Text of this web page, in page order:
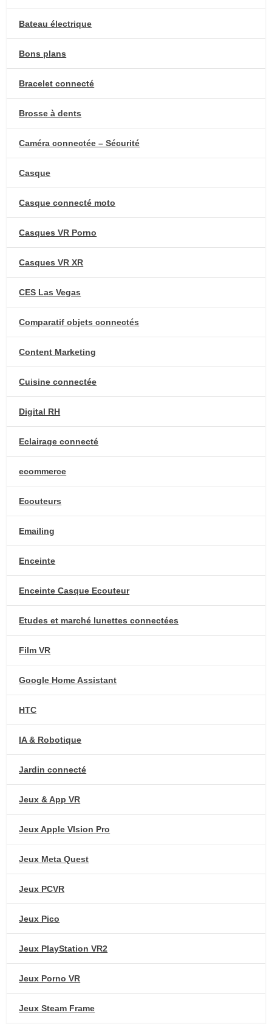
Bateau électrique
Bons plans
Bracelet connecté
Brosse à dents
Caméra connectée – Sécurité
Casque
Casque connecté moto
Casques VR Porno
Casques VR XR
CES Las Vegas
Comparatif objets connectés
Content Marketing
Cuisine connectée
Digital RH
Eclairage connecté
ecommerce
Ecouteurs
Emailing
Enceinte
Enceinte Casque Ecouteur
Etudes et marché lunettes connectées
Film VR
Google Home Assistant
HTC
IA & Robotique
Jardin connecté
Jeux & App VR
Jeux Apple VIsion Pro
Jeux Meta Quest
Jeux PCVR
Jeux Pico
Jeux PlayStation VR2
Jeux Porno VR
Jeux Steam Frame